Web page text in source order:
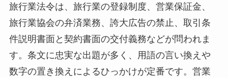
旅行業法令は、旅行業の登録制度、営業保証金、
旅行業協会の弁済業務、誇大広告の禁止、取引条
件説明書面と契約書面の交付義務などが問われま
す。条文に忠実な出題が多く、用語の言い換えや
数字の置き換えによるひっかけが定番です。営業